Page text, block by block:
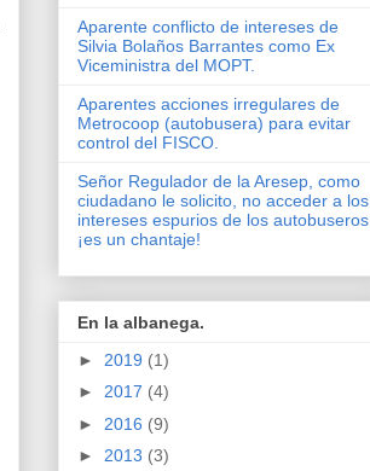
Aparente conflicto de intereses de
Silvia Bolaños Barrantes como Ex
Viceministra del MOPT.
Aparentes acciones irregulares de
Metrocoop (autobusera) para evitar
control del FISCO.
Señor Regulador de la Aresep, como
ciudadano le solicito, no acceder a los
intereses espurios de los autobuseros,
¡es un chantaje!
En la albanega.
► 2019 (1)
► 2017 (4)
► 2016 (9)
► 2013 (3)